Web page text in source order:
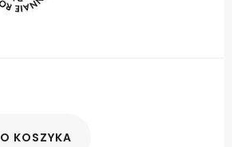
KOSZYKA